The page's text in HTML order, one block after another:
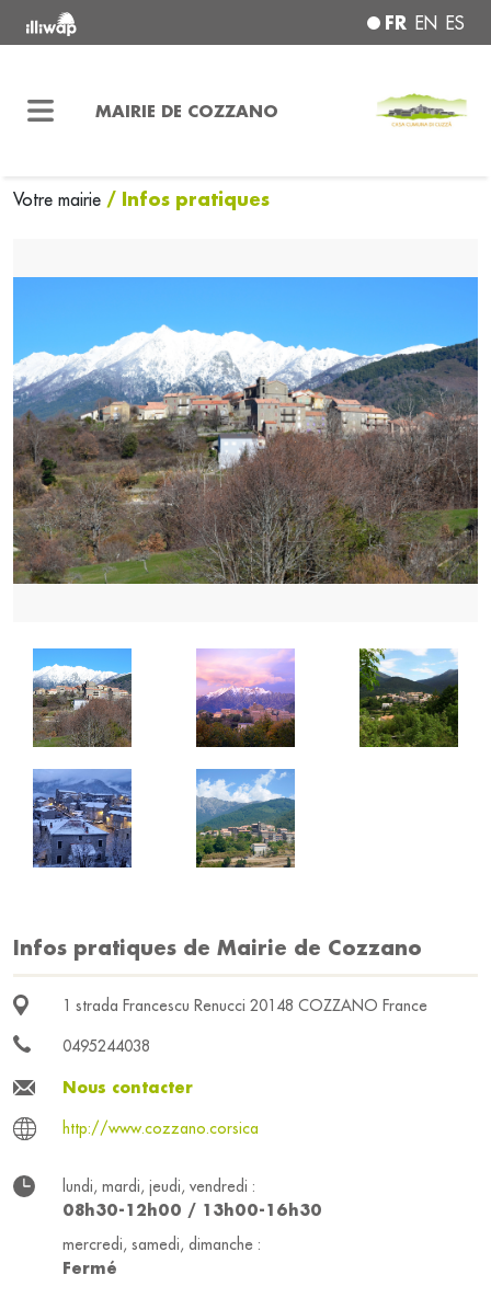
FR EN ES
MAIRIE DE COZZANO
Votre mairie / Infos pratiques
Infos pratiques de Mairie de Cozzano
1 strada Francescu Renucci 20148 COZZANO France
0495244038
Nous contacter
http://www.cozzano.corsica
lundi, mardi, jeudi, vendredi :
08h30-12h00 / 13h00-16h30
mercredi, samedi, dimanche :
Fermé